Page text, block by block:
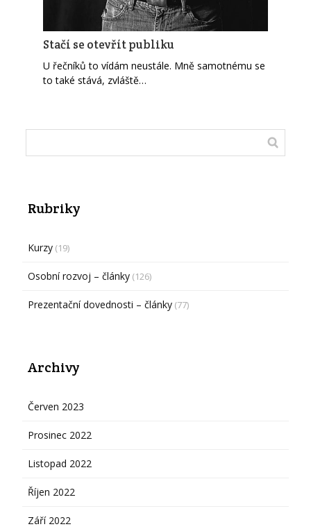
Stačí se otevřít publiku
U řečníků to vídám neustále. Mně samotnému se
to také stává, zvláště…
Rubriky
Kurzy (19)
Osobní rozvoj – články (126)
Prezentační dovednosti – články (77)
Archivy
Červen 2023
Prosinec 2022
Listopad 2022
Říjen 2022
Září 2022